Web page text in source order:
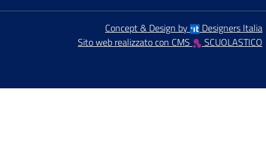
Concept & Design by
Designers Italia
Sito web realizzato con CMS
SCUOLASTICO